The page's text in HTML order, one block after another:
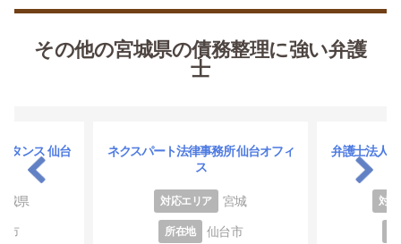
その他の宮城県の債務整理に強い弁護
士
タンス 仙台
城県
市
ネクスパート法律事務所 仙台オフィ
ス
対応エリア 宮城
所在地 仙台市
弁護士法人
対